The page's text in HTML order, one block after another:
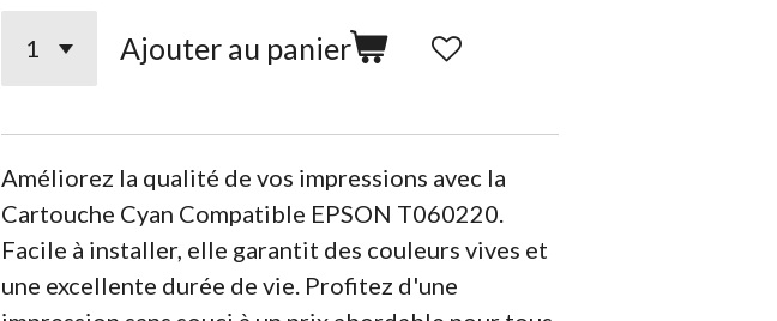
Ajouter au panier
Améliorez la qualité de vos impressions avec la
Cartouche Cyan Compatible EPSON T060220.
Facile à installer, elle garantit des couleurs vives et
une excellente durée de vie. Profitez d'une